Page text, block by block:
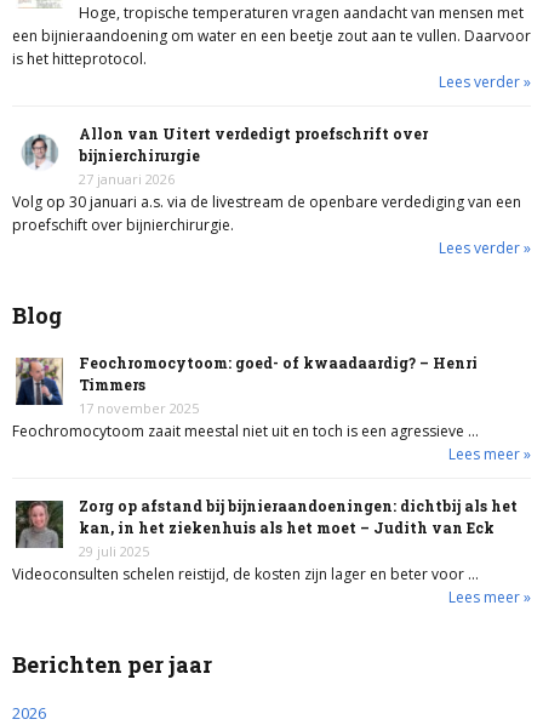
Hoge, tropische temperaturen vragen aandacht van mensen met
een bijnieraandoening om water en een beetje zout aan te vullen. Daarvoor
is het hitteprotocol.
Lees verder »
Allon van Uitert verdedigt proefschrift over
bijnierchirurgie
27 januari 2026
Volg op 30 januari a.s. via de livestream de openbare verdediging van een
proefschift over bijnierchirurgie.
Lees verder »
Blog
Feochromocytoom: goed- of kwaadaardig? – Henri
Timmers
17 november 2025
Feochromocytoom zaait meestal niet uit en toch is een agressieve …
Lees meer »
Zorg op afstand bij bijnieraandoeningen: dichtbij als het
kan, in het ziekenhuis als het moet – Judith van Eck
29 juli 2025
Videoconsulten schelen reistijd, de kosten zijn lager en beter voor …
Lees meer »
Berichten per jaar
2026